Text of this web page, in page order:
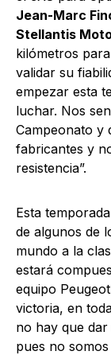
Jean-Marc
Stellantis
kilómetros
validar su
empezar esta
luchar. Nos
Campeonato y
fabricantes y
resistencia”.
Esta
de algunos de
mundo a la
estará
equipo
victoria, en
no hay que
pues no